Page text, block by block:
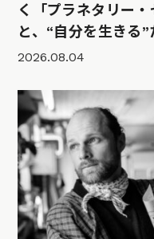
く「プラネタリー・
と、“自分を生きる
2026.08.04